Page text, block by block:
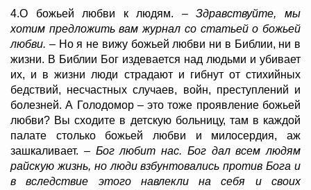
4.О божьей любви к людям. – Здравствуйте, мы
хотим предложить вам журнал со статьей о божьей
любви. – Но я не вижу божьей любви ни в Библии, ни в
жизни. В Библии Бог издевается над людьми и убивает
их, и в жизни люди страдают и гибнут от стихийных
бедствий, несчастных случаев, войн, преступлений и
болезней. А Голодомор – это тоже проявление божьей
любви? Вы сходите в детскую больницу, там в каждой
палате столько божьей любви и милосердия, аж
зашкаливает. – Бог любит нас. Бог дал всем людям
райскую жизнь, но люди взбунтовались против Бога и
в вследствие этого навлекли на себя и своих